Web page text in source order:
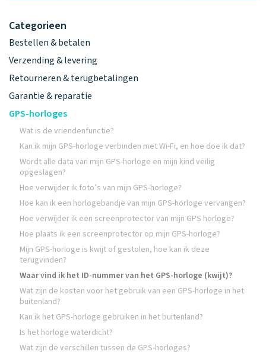
Categorieen
Bestellen & betalen
Verzending & levering
Retourneren & terugbetalingen
Garantie & reparatie
GPS-horloges
Wat is de vriendenfunctie?
Kan ik mijn GPS-horloge verbinden met Wi-Fi, en hoe doe ik dat?
Wordt alle data van mijn GPS-horloge en mijn kind veilig
opgeslagen?
Hoe verwijder ik foto’s van mijn GPS-horloge?
Hoe kan ik een horlogebandje van mijn GPS-horloge vervangen?
Hoe verwijder ik een screenprotector van mijn GPS horloge?
Hoe plaats ik een screenprotector op mijn GPS-horloge?
Mijn GPS-horloge is kwijt of gestolen, hoe kan ik deze
terugvinden?
Waar vind ik het ID-nummer van het GPS-horloge (kwijt)?
Wat zijn de kosten voor het gebruik van een GPS-horloge in het
buitenland?
Kan ik het GPS-horloge gebruiken in het buitenland?
Is het horloge waterdicht?
Wat zijn de verschillen tussen de GPS-horloges?